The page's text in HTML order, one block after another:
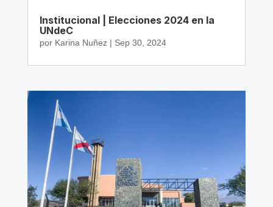
Institucional | Elecciones 2024 en la
UNdeC
por Karina Nuñez| Sep 30, 2024